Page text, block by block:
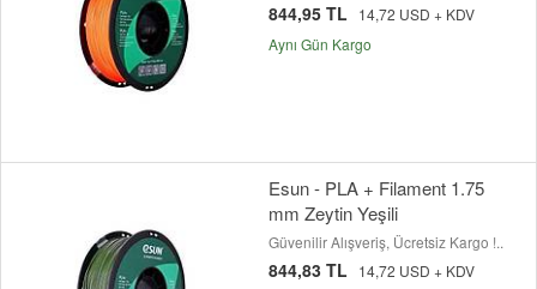
844,95 TL
14,72 USD + KDV
Aynı Gün Kargo
Esun - PLA + Filament 1.75
mm Zeytin Yeşili
Güvenilir Alışveriş, Ücretsiz Kargo !..
844,83 TL
14,72 USD + KDV